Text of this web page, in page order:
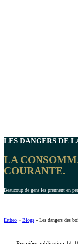
LES DANGERS DE
LA
COURANTE.
Beaucoup de gens les prennent en
Ertheo » Blogs » Les dangers des